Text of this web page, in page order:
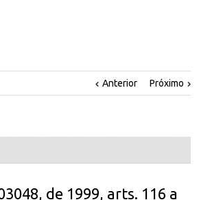
Anterior Próximo
de 1999, arts. 116 a